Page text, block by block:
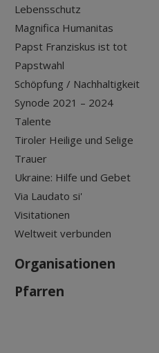
Lebensschutz
Magnifica Humanitas
Papst Franziskus ist tot
Papstwahl
Schöpfung / Nachhaltigkeit
Synode 2021 – 2024
Talente
Tiroler Heilige und Selige
Trauer
Ukraine: Hilfe und Gebet
Via Laudato si'
Visitationen
Weltweit verbunden
Organisationen
Pfarren